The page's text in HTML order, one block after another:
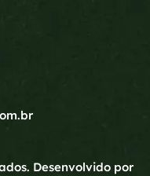
Desenvolvido por